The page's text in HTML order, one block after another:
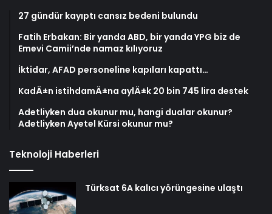
27 gündür kayıptı cansız bedeni bulundu
Fatih Erbakan: Bir yanda ABD, bir yanda YPG biz de
Emevi Camii’nde namaz kılıyoruz
İktidar, AFAD personeline kapıları kapattı…
KadÄ±n istihdamÄ±na aylÄ±k 20 bin 745 lira destek
Adetliyken dua okunur mu, hangi dualar okunur?
Adetliyken Ayetel Kürsi okunur mu?
Teknoloji Haberleri
Türksat 6A kalıcı yörüngesine ulaştı